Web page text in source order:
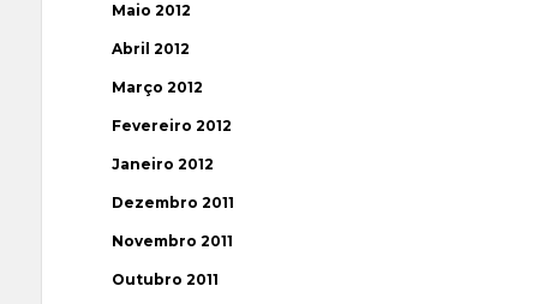
Maio 2012
Abril 2012
Março 2012
Fevereiro 2012
Janeiro 2012
Dezembro 2011
Novembro 2011
Outubro 2011